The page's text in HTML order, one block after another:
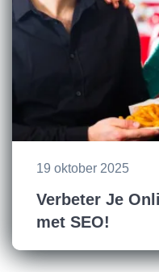
19 oktober 2025
Verbeter Je
met SEO!